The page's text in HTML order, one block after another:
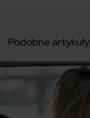
Podobne artykuły